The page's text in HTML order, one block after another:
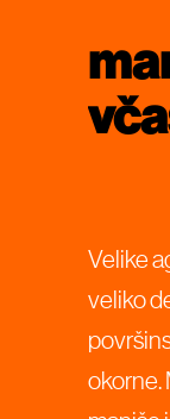
Velike
veliko
okorne.